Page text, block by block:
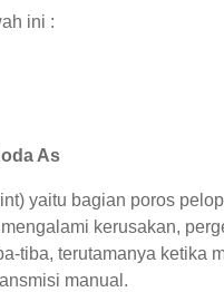
ini :
As
yaitu bagian poros
kerusakan,
tiba, terutamanya
manual.